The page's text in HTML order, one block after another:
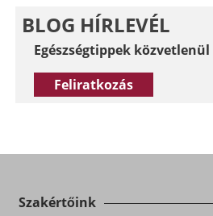
BLOG HÍRLEVÉL
Egészségtippek
Feliratkozás
Szakértőink